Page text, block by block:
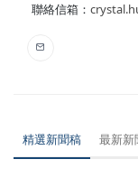
聯絡信箱：
精選新聞稿 最新新